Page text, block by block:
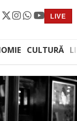
LIVE
CULTURĂ